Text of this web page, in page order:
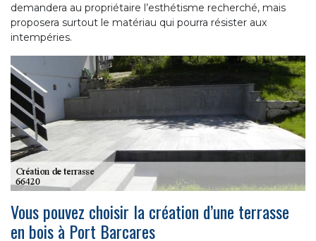
demandera au propriétaire l’esthétisme recherché, mais
proposera surtout le matériau qui pourra résister aux
intempéries.
Vous pouvez choisir la création d’une terrasse
en bois à Port Barcares